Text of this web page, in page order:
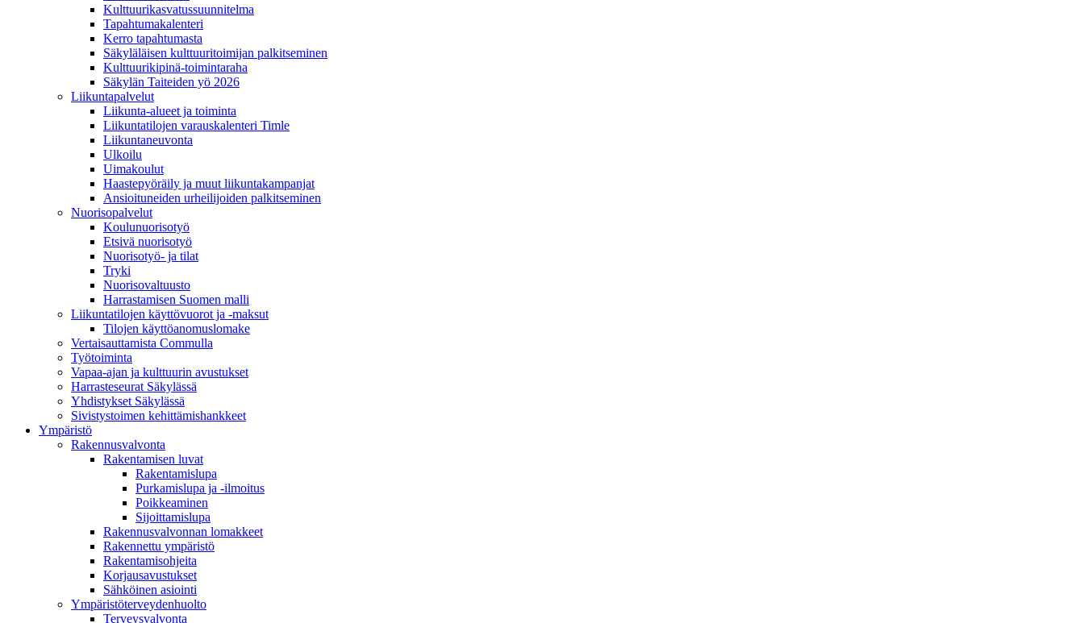
Kulttuurikasvatussuunnitelma
Tapahtumakalenteri
Kerro tapahtumasta
Säkyläläisen kulttuuritoimijan palkitseminen
Kulttuurikipinä-toimintaraha
Säkylän Taiteiden yö 2026
Liikuntapalvelut
Liikunta-alueet ja toiminta
Liikuntatilojen varauskalenteri Timle
Liikuntaneuvonta
Ulkoilu
Uimakoulut
Haastepyöräily ja muut liikuntakampanjat
Ansioituneiden urheilijoiden palkitseminen
Nuorisopalvelut
Koulunuorisotyö
Etsivä nuorisotyö
Nuorisotyö- ja tilat
Tryki
Nuorisovaltuusto
Harrastamisen Suomen malli
Liikuntatilojen käyttövuorot ja -maksut
Tilojen käyttöanomuslomake
Vertaisauttamista Commulla
Työtoiminta
Vapaa-ajan ja kulttuurin avustukset
Harrasteseurat Säkylässä
Yhdistykset Säkylässä
Sivistystoimen kehittämishankkeet
Ympä­ristö
Rakennusvalvonta
Rakentamisen luvat
Rakentamislupa
Purkamislupa ja -ilmoitus
Poikkeaminen
Sijoittamislupa
Rakennusvalvonnan lomakkeet
Rakennettu ympäristö
Rakentamisohjeita
Korjausavustukset
Sähköinen asiointi
Ympäristöterveydenhuolto
Terveysvalvonta